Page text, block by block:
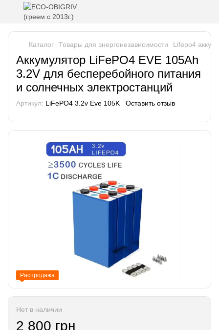
Каталог Товары для энергонезависимости Lifepo4
Аккумулятор LiFePO4 EVE 105Ah
3.2V для бесперебойного питания
и солнечных электростанций
Артикул: LiFePO4 3.2v Eve 105K Оставить отзыв
Распродажа
Нет в наличии
2 800 грн